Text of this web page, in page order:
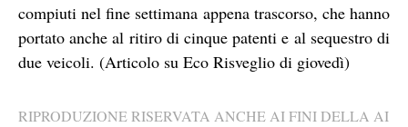
compiuti nel fine settimana appena trascorso, che hanno
portato anche al ritiro di cinque patenti e al sequestro di
due veicoli. (Articolo su Eco Risveglio di giovedì)
RIPRODUZIONE RISERVATA ANCHE AI FINI DELLA AI